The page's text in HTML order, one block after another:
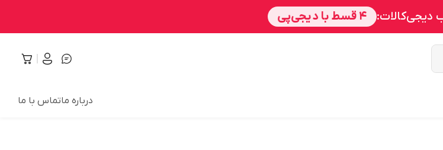
درباره ماتماس با ما